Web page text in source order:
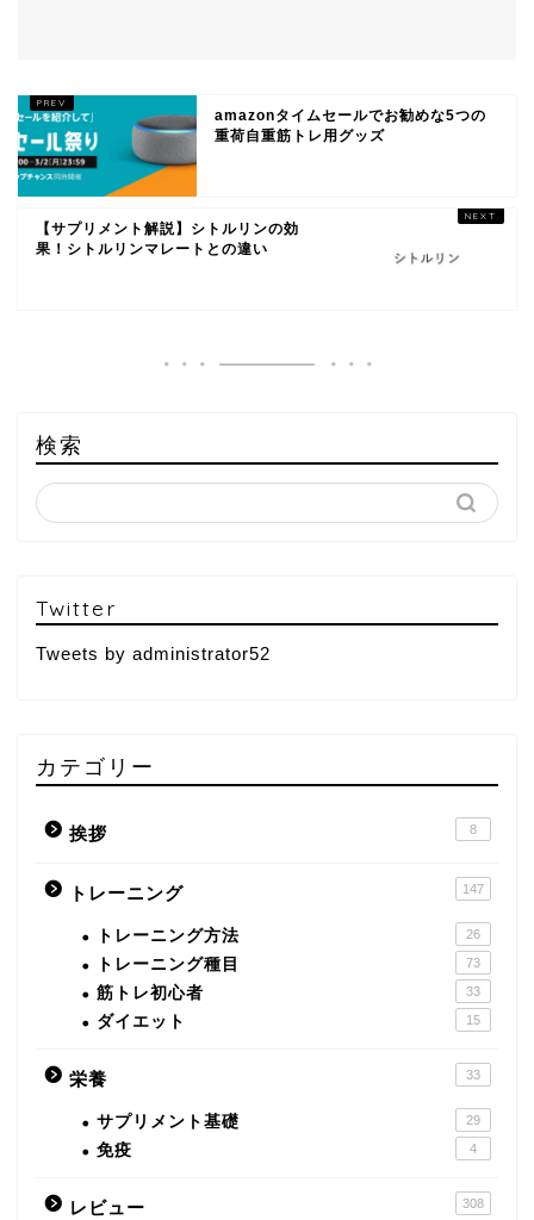
amazonタイムセールでお勧めな5つの
重荷自重筋トレ用グッズ
【サプリメント解説】シトルリンの効
果！シトルリンマレートとの違い
検索
Twitter
Tweets by administrator52
カテゴリー
挨拶 8
トレーニング 147
トレーニング方法 26
トレーニング種目 73
筋トレ初心者 33
ダイエット 15
栄養 33
サプリメント基礎 29
免疫 4
レビュー 308